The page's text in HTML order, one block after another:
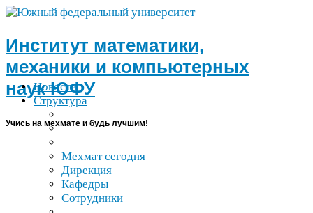
Институт математики,
механики и компьютерных
наукЮФУ
Учись на мехмате и будь лучшим!
Новости
Структура
Мехмат сегодня
Дирекция
Кафедры
Сотрудники